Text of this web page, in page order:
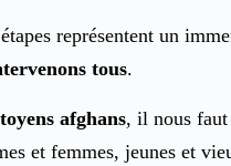
représentent un
tous.
afghans, il nous faut
et femmes, jeunes et